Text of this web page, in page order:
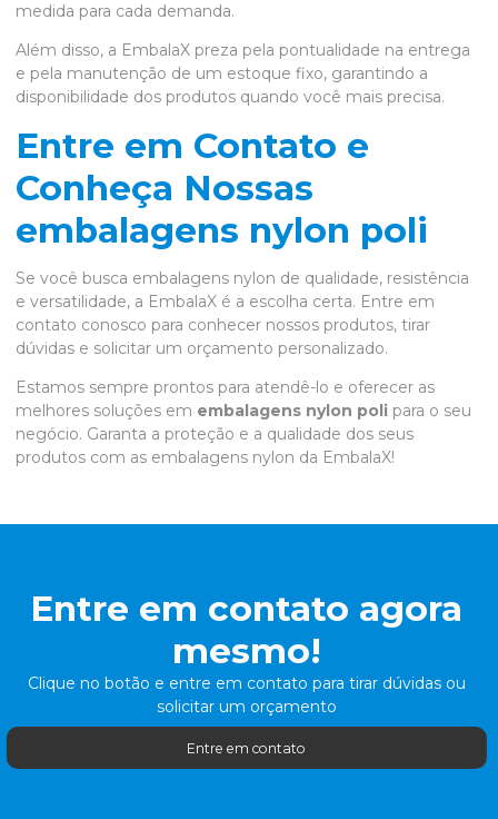
medida para cada demanda.
Além disso, a EmbalaX preza pela pontualidade na entrega
e pela manutenção de um estoque fixo, garantindo a
disponibilidade dos produtos quando você mais precisa.
Entre em Contato e
Conheça Nossas
embalagens nylon poli
Se você busca embalagens nylon de qualidade, resistência
e versatilidade, a EmbalaX é a escolha certa. Entre em
contato conosco para conhecer nossos produtos, tirar
dúvidas e solicitar um orçamento personalizado.
Estamos sempre prontos para atendê-lo e oferecer as
melhores soluções em embalagens nylon poli para o seu
negócio. Garanta a proteção e a qualidade dos seus
produtos com as embalagens nylon da EmbalaX!
Entre em contato agora
mesmo!
Clique no botão e entre em contato para tirar dúvidas ou
solicitar um orçamento
Entre em contato